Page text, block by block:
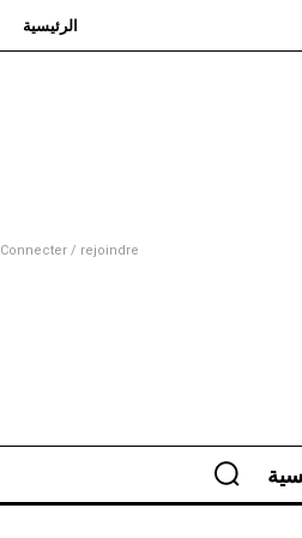
الرئيسية
Connecter / rejoindre